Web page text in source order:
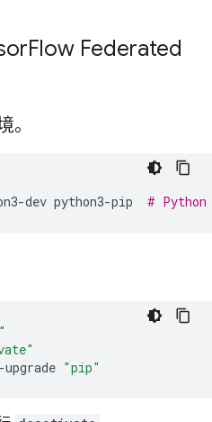
Flow Federated
。
dev python3-pip # Python
"pip"